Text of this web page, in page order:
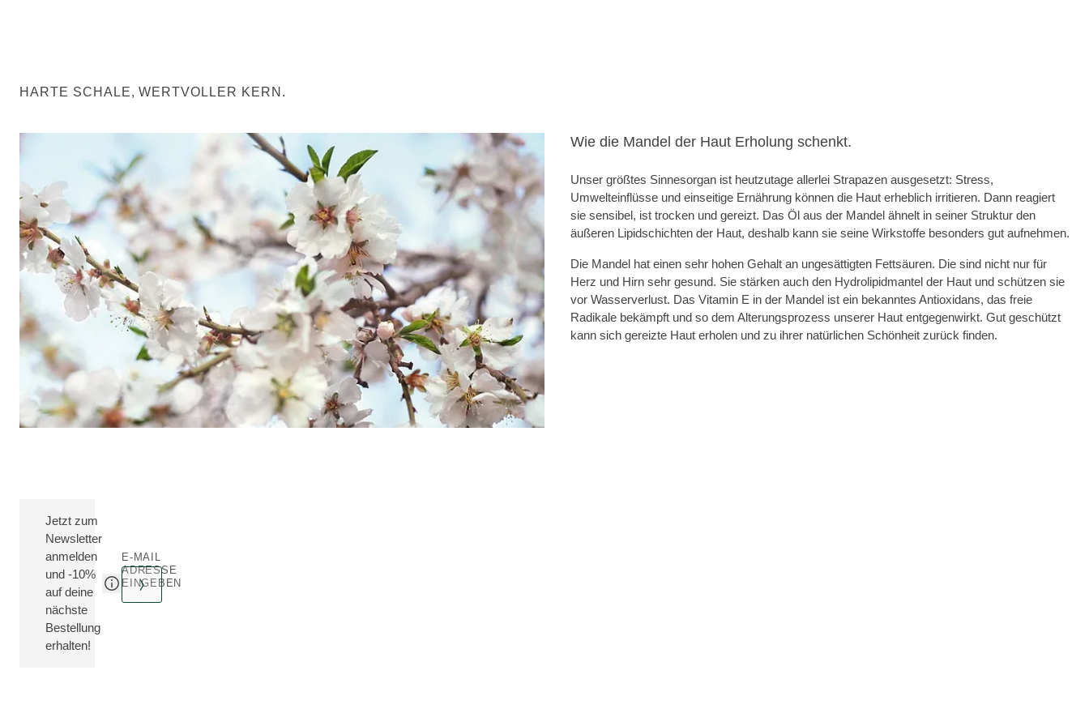
HARTE SCHALE, WERTVOLLER KERN.
Wie die Mandel der Haut Erholung schenkt.
Unser größtes Sinnesorgan ist heutzutage allerlei Strapazen ausgesetzt: Stress,
Umwelteinflüsse und einseitige Ernährung können die Haut erheblich irritieren. Dann reagiert
sie sensibel, ist trocken und gereizt. Das Öl aus der Mandel ähnelt in seiner Struktur den
äußeren Lipidschichten der Haut, deshalb kann sie seine Wirkstoffe besonders gut aufnehmen.
Die Mandel hat einen sehr hohen Gehalt an ungesättigten Fettsäuren. Die sind nicht nur für
Herz und Hirn sehr gesund. Sie stärken auch den Hydrolipidmantel der Haut und schützen sie
vor Wasserverlust. Das Vitamin E in der Mandel ist ein bekanntes Antioxidans, das freie
Radikale bekämpft und so dem Alterungsprozess unserer Haut entgegenwirkt. Gut geschützt
kann sich gereizte Haut erholen und zu ihrer natürlichen Schönheit zurück finden.
Jetzt zum
Newsletter
anmelden
und -10%
auf deine
nächste
Bestellung
erhalten!
E-MAIL
ADRESSE
EINGEBEN